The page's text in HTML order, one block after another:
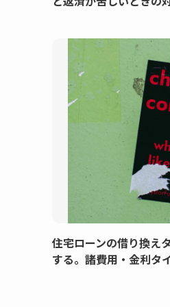
住宅ローンの借り換え
する。諸費用・金利タ